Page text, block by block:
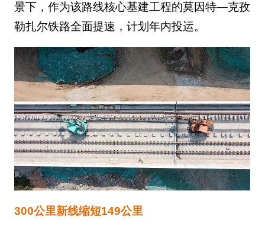
景下，作为该路线核心基建工程的莫因特—克孜
勒扎尔铁路全面提速，计划年内投运。
300公里新线缩短149公里